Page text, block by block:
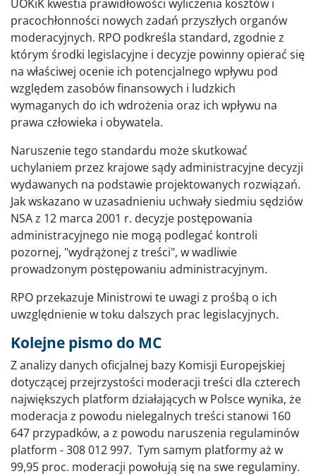
UOKiK kwestia prawidłowości wyliczenia kosztów i
pracochłonności nowych zadań przyszłych organów
moderacyjnych. RPO podkreśla standard, zgodnie z
którym środki legislacyjne i decyzje powinny opierać się
na właściwej ocenie ich potencjalnego wpływu pod
względem zasobów finansowych i ludzkich
wymaganych do ich wdrożenia oraz ich wpływu na
prawa człowieka i obywatela.
Naruszenie tego standardu może skutkować
uchylaniem przez krajowe sądy administracyjne decyzji
wydawanych na podstawie projektowanych rozwiązań.
Jak wskazano w uzasadnieniu uchwały siedmiu sędziów
NSA z 12 marca 2001 r. decyzje postępowania
administracyjnego nie mogą podlegać kontroli
pozornej, "wydrążonej z treści", w wadliwie
prowadzonym postępowaniu administracyjnym.
RPO przekazuje Ministrowi te uwagi z prośbą o ich
uwzględnienie w toku dalszych prac legislacyjnych.
Kolejne pismo do MC
Z analizy danych oficjalnej bazy Komisji Europejskiej
dotyczącej przejrzystości moderacji treści dla czterech
największych platform działających w Polsce wynika, że
moderacja z powodu nielegalnych treści stanowi 160
647 przypadków, a z powodu naruszenia regulaminów
platform - 308 012 997. Tym samym platformy aż w
99,95 proc. moderacji powołują się na swe regulaminy.